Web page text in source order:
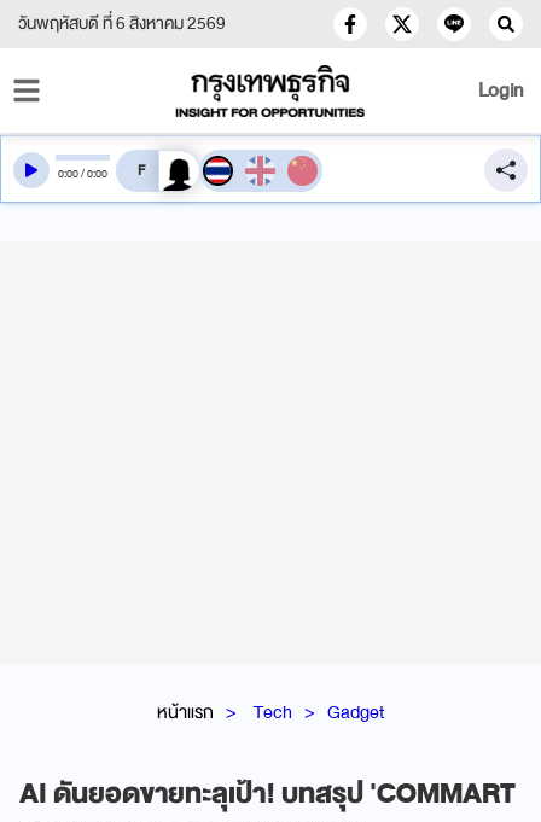
วันพฤหัสบดี ที่ 6 สิงหาคม 2569
Login
หน้าแรก Tech Gadget
AI ดันยอดขายทะลุเป้า! บทสรุป 'COMMART
0:00/0:00 สลับเสียงอ่าน